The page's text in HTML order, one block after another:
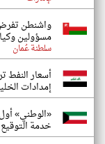
واشنطن
مسؤولين
سلطنة عُمان
أسعار
إمدادات
«الوطني»
خدمة